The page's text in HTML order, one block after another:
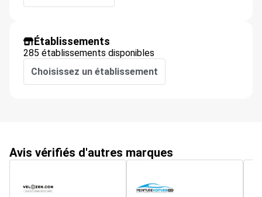
Établissements
285 établissements disponibles
Choisissez un établissement
Avis vérifiés d'autres marques